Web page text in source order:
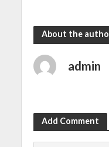
About the
admin
Add Comment